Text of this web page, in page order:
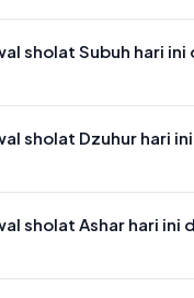
sholat Subuh hari ini
sholat Dzuhur hari
sholat Ashar hari ini